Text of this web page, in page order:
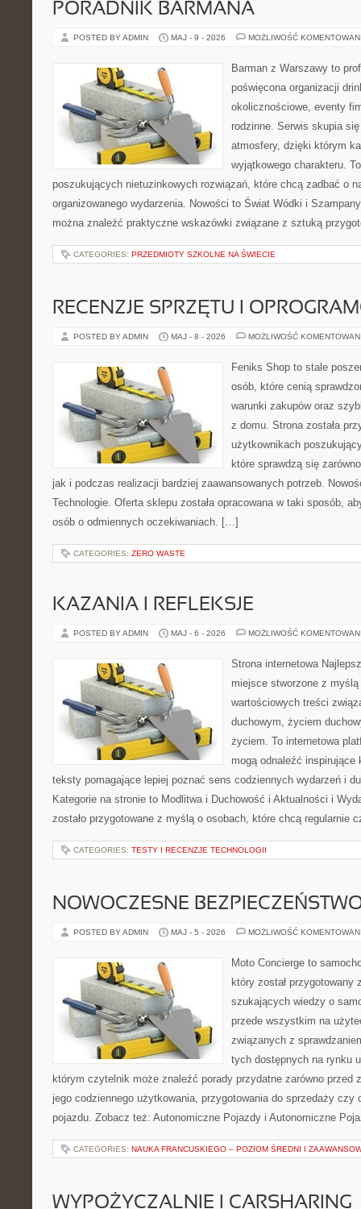
PORADNIK BARMANA
POSTED BY ADMIN MAJ - 9 - 2026 MOŻLIWOŚĆ
Barman z Warszawy to
poświęcona organizacji
okolicznościowe, eventy
rodzinne. Serwis skupia
atmosfery, dzięki którym
wyjątkowego charakteru.
poszukujących nietuzinkowych rozwiązań, które chcą zadbać o
organizowanego wydarzenia. Nowości to Świat Wódki i
można znaleźć praktyczne wskazówki związane z sztuką
CATEGORIES: PRZEDMIOTY SZKOLNE NA ŚWIECIE
RECENZJE SPRZĘTU I
POSTED BY ADMIN MAJ - 8 - 2026 MOŻLIWOŚĆ
Feniks Shop to stale
osób, które cenią
warunki zakupów oraz
z domu. Strona została
użytkownikach
które sprawdzą się
jak i podczas realizacji bardziej zaawansowanych potrzeb.
Technologie. Oferta sklepu została opracowana w taki sposób,
osób o odmiennych oczekiwaniach. […]
CATEGORIES: ZERO WASTE
KAZANIA I REFLEKSJE
POSTED BY ADMIN MAJ - 6 - 2026 MOŻLIWOŚĆ
Strona internetowa
miejsce stworzone z
wartościowych treści
duchowym, życiem
życiem. To internetowa
mogą odnaleźć inspirujące
teksty pomagające lepiej poznać sens codziennych wydarzeń i
Kategorie na stronie to Modlitwa i Duchowość i Aktualności i
zostało przygotowane z myślą o osobach, które chcą regularnie
CATEGORIES: TESTY I RECENZJE TECHNOLOGII
NOWOCZESNE
POSTED BY ADMIN MAJ - 5 - 2026 MOŻLIWOŚĆ
Moto Concierge to
który został przygotowany
szukających wiedzy o
przede wszystkim na
związanych z
tych dostępnych na rynku
którym czytelnik może znaleźć porady przydatne zarówno przed
jego codziennego użytkowania, przygotowania do sprzedaży czy
pojazdu. Zobacz też: Autonomiczne Pojazdy i Autonomiczne
CATEGORIES: NAUKA FRANCUSKIEGO – POZIOM ŚREDNI I
WYPOŻYCZALNIE I CARSHARING